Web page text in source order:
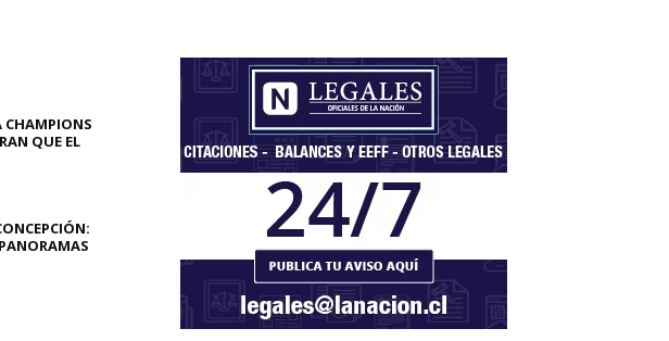
CHAMPIONS
QUE EL